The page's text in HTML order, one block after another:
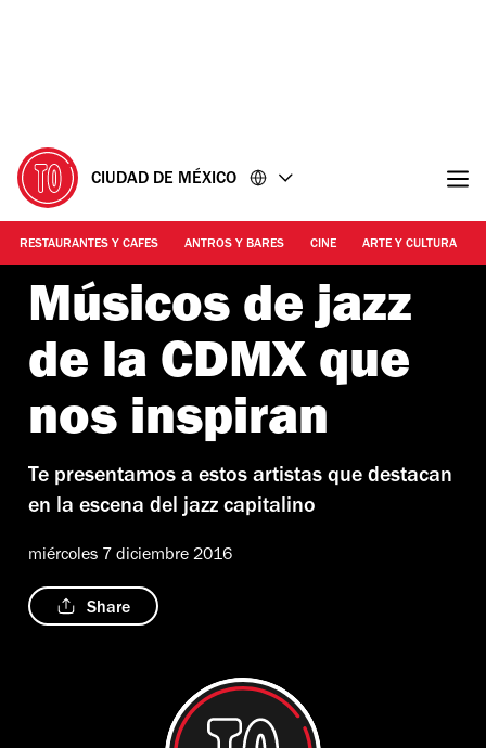
CIUDAD DE MÉXICO
RESTAURANTES Y CAFES ANTROS Y BARES CINE ARTE Y CULTURA
Músicos de jazz
de la CDMX que
nos inspiran
Te presentamos a estos artistas que destacan
en la escena del jazz capitalino
miércoles 7 diciembre 2016
Share